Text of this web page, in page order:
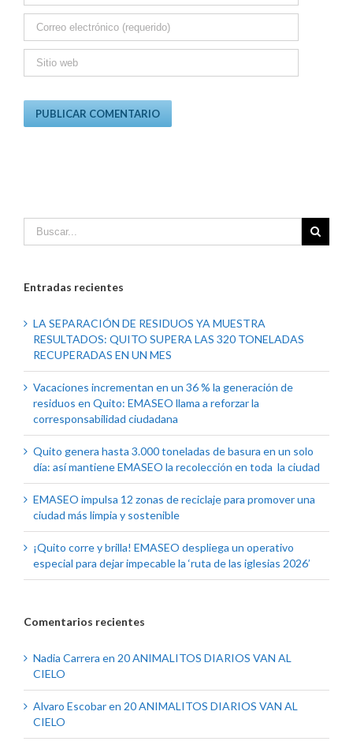
Entradas recientes
LA SEPARACIÓN DE RESIDUOS YA MUESTRA
RESULTADOS: QUITO SUPERA LAS 320 TONELADAS
RECUPERADAS EN UN MES
Vacaciones incrementan en un 36 % la generación de
residuos en Quito: EMASEO llama a reforzar la
corresponsabilidad ciudadana
Quito genera hasta 3.000 toneladas de basura en un solo
día: así mantiene EMASEO la recolección en toda la ciudad
EMASEO impulsa 12 zonas de reciclaje para promover una
ciudad más limpia y sostenible
¡Quito corre y brilla! EMASEO despliega un operativo
especial para dejar impecable la ‘ruta de las iglesias 2026’
Comentarios recientes
Nadia Carrera en 20 ANIMALITOS DIARIOS VAN AL
CIELO
Alvaro Escobaren 20 ANIMALITOS DIARIOS VAN AL
CIELO